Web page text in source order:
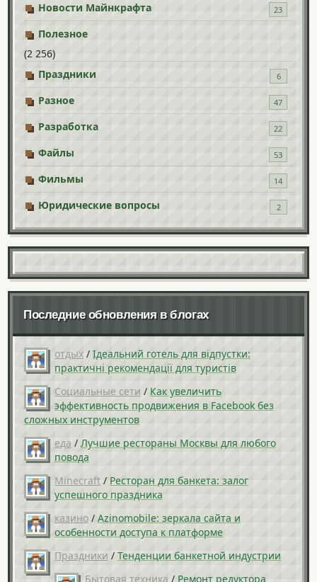
Новости Майнкрафта 23
Полезное
(2 256)
Праздники
6
Разное 47
Разработка 22
Файлы 53
Фильмы 14
Юридические вопросы 2
Последние обновления в блогах
отдых / Ідеальний готель для відпустки:
практичні рекомендації для туристів
Социальные сети / Как увеличить
эффективность продвижения в Facebook без
сложных инструментов
еда / Лучшие рестораны Москвы для любого
повода
Minecraft / Ресторан для банкета: залог
успешного праздника
казино / Azinomobile: зеркала сайта и
особенности доступа к платформе
Праздники / Тенденции банкетной индустрии
Бытовая техника / Ремонт редуктора